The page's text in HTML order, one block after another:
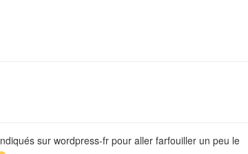
sur wordpress-fr pour aller farfouiller un peu le